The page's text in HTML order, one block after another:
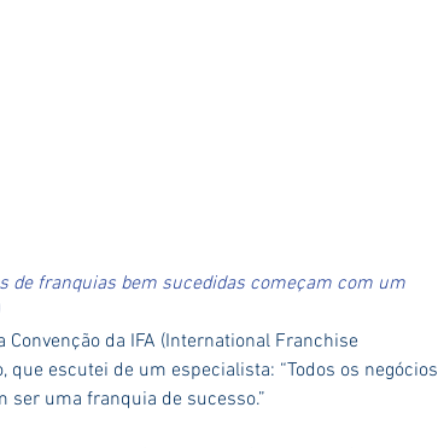
de franquias bem sucedidas começam com um
da IFA (International Franchise
que escutei de um especialista: “Todos os negócios
ser uma franquia de sucesso.”